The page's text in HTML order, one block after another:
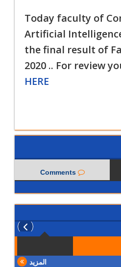
Today faculty of
Artificial
the final result of
2020 .. For review
HERE
Comments
المزيد